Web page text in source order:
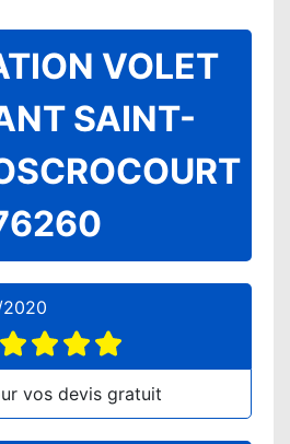
VOLET
SAINT-
2020
vos devis gratuit